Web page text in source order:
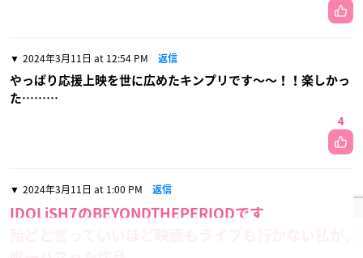
2024年3月11日 at 12:54 PM 返信
やっぱり応援上映を世に広めたキンプリです〜〜！！楽しかっ
た………
4
2024年3月11日 at 1:00 PM 返信
IDOLiSH7のBEYONDTHEPERIODです